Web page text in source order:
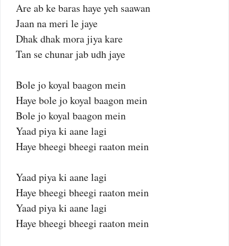
Are ab ke baras haye yeh saawan
Jaan na meri le jaye
Dhak dhak mora jiya kare
Tan se chunar jab udh jaye
Bole jo koyal baagon mein
Haye bole jo koyal baagon mein
Bole jo koyal baagon mein
Yaad piya ki aane lagi
Haye bheegi bheegi raaton mein
Yaad piya ki aane lagi
Haye bheegi bheegi raaton mein
Yaad piya ki aane lagi
Haye bheegi bheegi raaton mein